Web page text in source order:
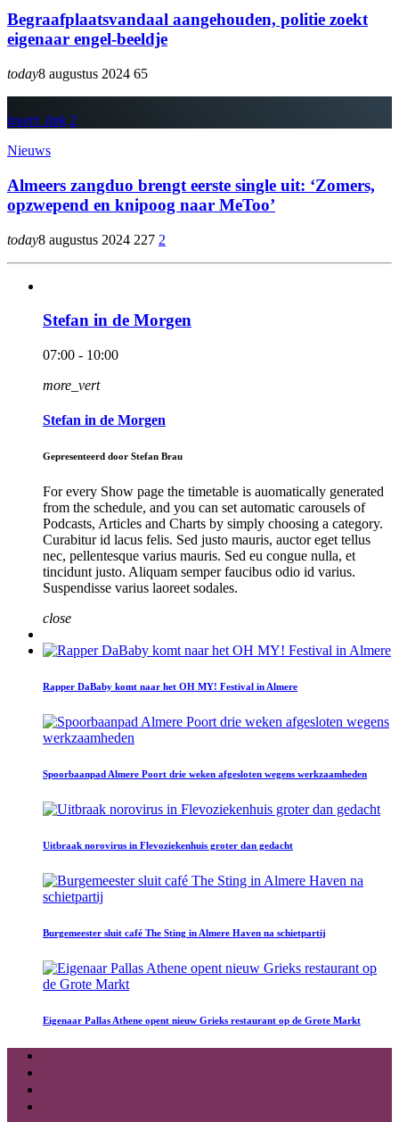
Begraafplaatsvandaal aangehouden, politie zoekt
eigenaar engel-beeldje
today8 augustus 2024 65
insert_link 2
Nieuws
Almeers zangduo brengt eerste single uit: ‘Zomers,
opzwepend en knipoog naar MeToo’
today8 augustus 2024 227 2
Stefan in de Morgen
07:00 - 10:00
more_vert
Stefan in de Morgen
Gepresenteerd door Stefan Brau
For every Show page the timetable is auomatically generated
from the schedule, and you can set automatic carousels of
Podcasts, Articles and Charts by simply choosing a category.
Curabitur id lacus felis. Sed justo mauris, auctor eget tellus
nec, pellentesque varius mauris. Sed eu congue nulla, et
tincidunt justo. Aliquam semper faucibus odio id varius.
Suspendisse varius laoreet sodales.
close
Rapper DaBaby komt naar het OH MY! Festival in Almere
Spoorbaanpad Almere Poort drie weken afgesloten wegens werkzaamheden
Uitbraak norovirus in Flevoziekenhuis groter dan gedacht
Burgemeester sluit café The Sting in Almere Haven na schietpartij
Eigenaar Pallas Athene opent nieuw Grieks restaurant op de Grote Markt